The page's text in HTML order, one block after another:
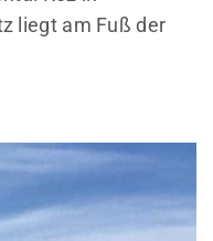
liegt am Fuß der